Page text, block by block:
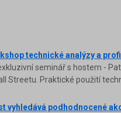
technické analýzy a
seminář s hostem -
Streetu. Praktické použití
vyhledává podhodnocené